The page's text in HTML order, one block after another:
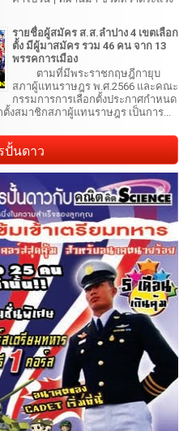
รายชื่อผู้สมัคร ส.ส.ลำปาง 4 เขตเลือก
ตั้ง มีผู้มาสมัคร รวม 46 คน จาก 13
พรรคการเมือง
ตามที่มีพระราชกฤษฎีกายุบ
สภาผู้แทนราษฎร พ.ศ.2566 และคณะ
กรรมการการเลือกตั้งประกาศกำหนด
ตั้งสมาชิกสภาผู้แทนราษฎร เป็นการ...
ปั้นดาว